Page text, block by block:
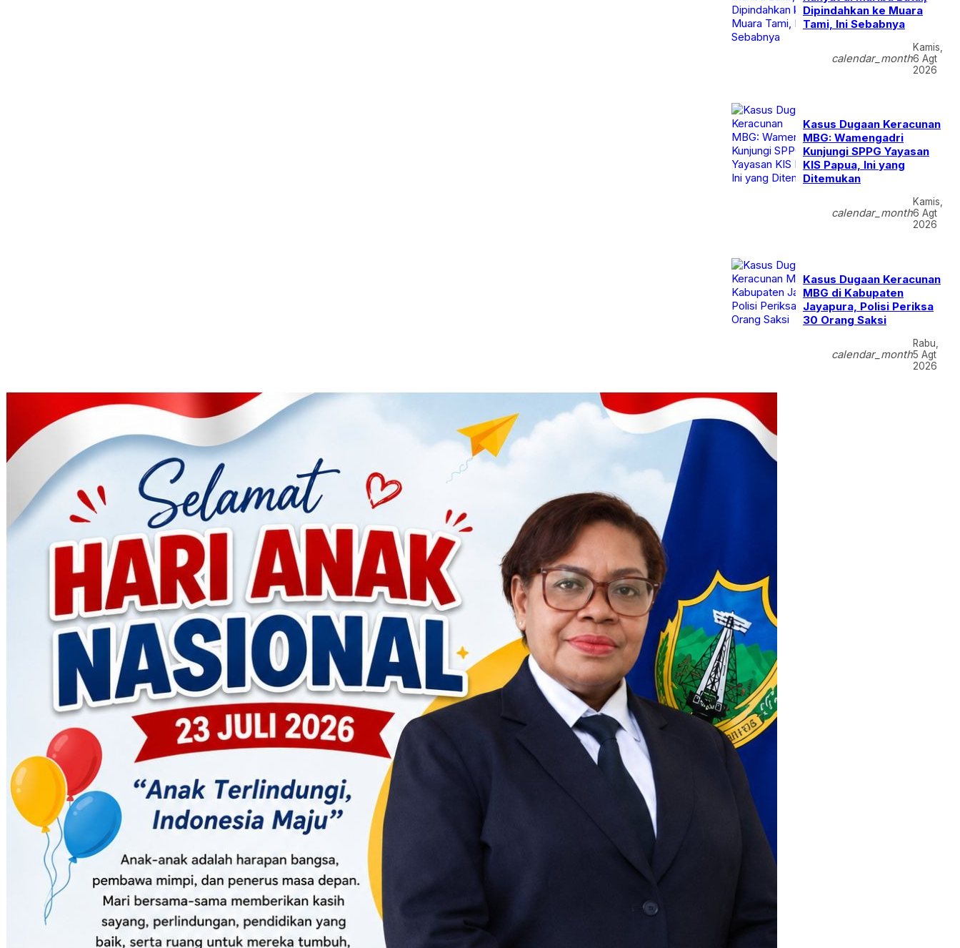
Dipindahkan ke Muara
Tami, Ini Sebabnya
calendar_month
Kamis,
6 Agt
2026
Kasus Dugaan Keracunan
MBG: Wamengadri
Kunjungi SPPG Yayasan
KIS Papua, Ini yang
Ditemukan
calendar_month
Kamis,
6 Agt
2026
Kasus Dugaan Keracunan
MBG di Kabupaten
Jayapura, Polisi Periksa
30 Orang Saksi
calendar_month
Rabu,
5 Agt
2026